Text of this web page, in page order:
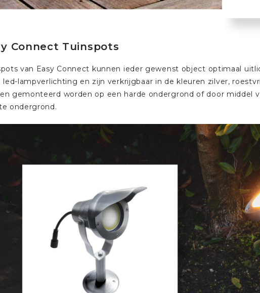
Connect Tuinspots
van Easy Connect kunnen ieder gewenst object optimaal
lampverlichting en zijn verkrijgbaar in de kleuren zilver,
gemonteerd worden op een harde ondergrond of door middel
ondergrond.